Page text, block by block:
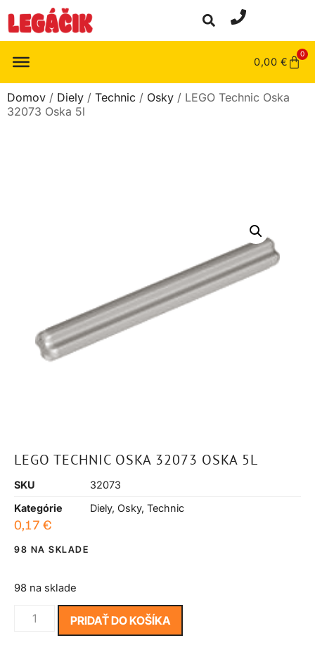
0,00 €
0
Domov / Diely / Technic / Osky / LEGO Technic Oska
32073 Oska 5l
LEGO TECHNIC OSKA 32073 OSKA 5L
SKU
32073
Kategórie
Diely, Osky, Technic
0,17 €
98 NA SKLADE
98 na sklade
PRIDAŤ DO KOŠÍKA